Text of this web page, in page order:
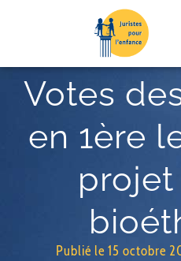
Votes
en 1ère
Publié le 15 octobre